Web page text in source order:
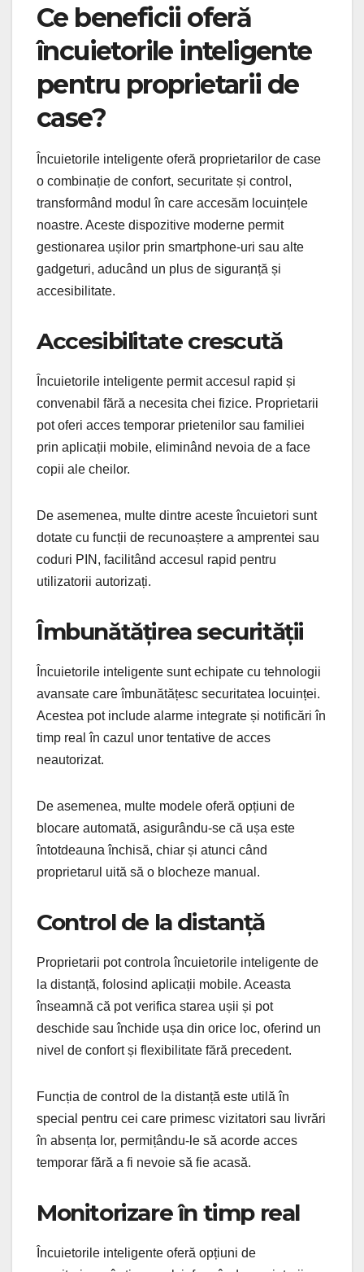
Ce beneficii oferă
încuietorile inteligente
pentru proprietarii de
case?
Încuietorile inteligente oferă proprietarilor de case
o combinație de confort, securitate și control,
transformând modul în care accesăm locuințele
noastre. Aceste dispozitive moderne permit
gestionarea ușilor prin smartphone-uri sau alte
gadgeturi, aducând un plus de siguranță și
accesibilitate.
Accesibilitate crescută
Încuietorile inteligente permit accesul rapid și
convenabil fără a necesita chei fizice. Proprietarii
pot oferi acces temporar prietenilor sau familiei
prin aplicații mobile, eliminând nevoia de a face
copii ale cheilor.
De asemenea, multe dintre aceste încuietori sunt
dotate cu funcții de recunoaștere a amprentei sau
coduri PIN, facilitând accesul rapid pentru
utilizatorii autorizați.
Îmbunătățirea securității
Încuietorile inteligente sunt echipate cu tehnologii
avansate care îmbunătățesc securitatea locuinței.
Acestea pot include alarme integrate și notificări în
timp real în cazul unor tentative de acces
neautorizat.
De asemenea, multe modele oferă opțiuni de
blocare automată, asigurându-se că ușa este
întotdeauna închisă, chiar și atunci când
proprietarul uită să o blocheze manual.
Control de la distanță
Proprietarii pot controla încuietorile inteligente de
la distanță, folosind aplicații mobile. Aceasta
înseamnă că pot verifica starea ușii și pot
deschide sau închide ușa din orice loc, oferind un
nivel de confort și flexibilitate fără precedent.
Funcția de control de la distanță este utilă în
special pentru cei care primesc vizitatori sau livrări
în absența lor, permițându-le să acorde acces
temporar fără a fi nevoie să fie acasă.
Monitorizare în timp real
Încuietorile inteligente oferă opțiuni de